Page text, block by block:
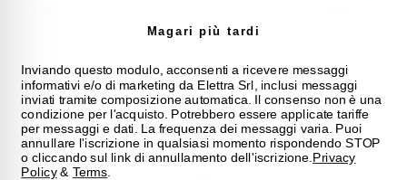
Hai bisogno di supporto?
Magari più tardi
Inviando questo modulo, acconsenti a ricevere messaggi
informativi e/o di marketing da Elettra Srl, inclusi messaggi
inviati tramite composizione automatica. Il consenso non è una
condizione per l'acquisto. Potrebbero essere applicate tariffe
per messaggi e dati. La frequenza dei messaggi varia. Puoi
annullare l'iscrizione in qualsiasi momento rispondendo STOP
o cliccando sul link di annullamento dell'iscrizione. Privacy
Policy& Terms